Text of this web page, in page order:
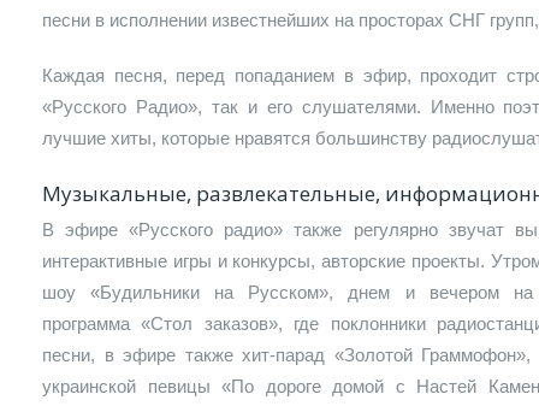
песни в исполнении известнейших на просторах СНГ
Каждая песня, перед попаданием в эфир, проходит
«Русского Радио», так и его слушателями. Именно
лучшие хиты, которые нравятся большинству
Музыкальные, развлекательные,
В эфире «Русского радио» также регулярно звучат
интерактивные игры и конкурсы, авторские проекты.
шоу «Будильники на Русском», днем и вечером на
программа «Стол заказов», где поклонники
песни, в эфире также хит-парад «Золотой
украинской певицы «По дороге домой с Настей